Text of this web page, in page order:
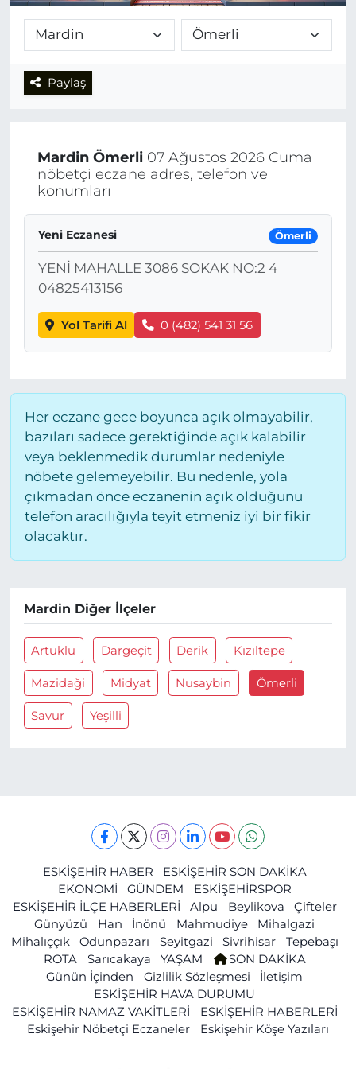
Paylaş
Mardin Ömerli07 Ağustos 2026 Cuma
nöbetçi eczane adres, telefon ve
konumları
Yeni Eczanesi Ömerli
YENİ MAHALLE 3086 SOKAK NO:2 4
04825413156
Yol Tarifi Al 0 (482) 541 31 56
Her eczane gece boyunca açık olmayabilir,
bazıları sadece gerektiğinde açık kalabilir
veya beklenmedik durumlar nedeniyle
nöbete gelemeyebilir. Bu nedenle, yola
çıkmadan önce eczanenin açık olduğunu
telefon aracılığıyla teyit etmeniz iyi bir fikir
olacaktır.
Mardin Diğer İlçeler
Artuklu Dargeçit Derik Kızıltepe
Mazidaği Midyat Nusaybin Ömerli
Savur Yeşilli
ESKİŞEHİR HABER
ESKİŞEHİR SON DAKİKA
EKONOMİ
GÜNDEM
ESKİŞEHİRSPOR
ESKİŞEHİR İLÇE HABERLERİ
Alpu Beylikova
Çifteler
Günyüzü
Han İnönü Mahmudiye
Mihalgazi
Mihalıççık
Odunpazarı Seyitgazi Sivrihisar
Tepebaşı
ROTA
Sarıcakaya YAŞAM
SON DAKİKA
Günün İçinden
Gizlilik Sözleşmesi
İletişim
ESKİŞEHİR HAVA DURUMU
ESKİŞEHİR NAMAZ VAKİTLERİ
ESKİŞEHİR HABERLERİ
Eskişehir Nöbetçi Eczaneler
Eskişehir Köşe Yazıları